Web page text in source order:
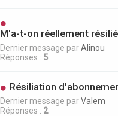
M'a-t-on réellement
Dernier message parAlinou
Réponses : 5
Résiliation
Dernier message parValem
Réponses : 2